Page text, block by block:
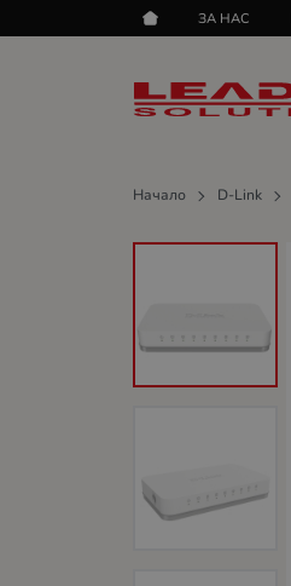
ЗА НАС
Начало D-Link